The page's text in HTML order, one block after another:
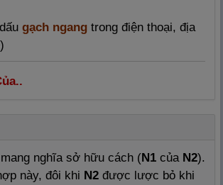
gạch ngang trong điện thoại, địa
nghĩa sở hữu cách (N1của N2).
này, đôi khi N2được lược bỏ khi